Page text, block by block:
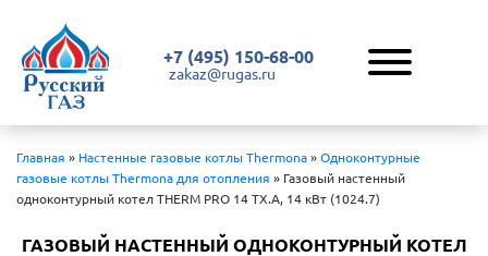
+7 (495) 150-68-00
zakaz@rugas.ru
Главная » Настенные газовые котлы Thermona » Одноконтурные
газовые котлы Thermona для отопления » Газовый настенный
одноконтурный котел THERM PRO 14 TX.A, 14 кВт (1024.7)
ГАЗОВЫЙ НАСТЕННЫЙ ОДНОКОНТУРНЫЙ КОТЕЛ